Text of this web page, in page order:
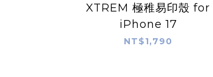
XTREM 極稚易印殼 for
iPhone 17
NT$1,790